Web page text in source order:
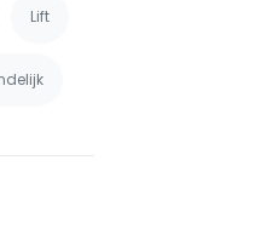
Lift